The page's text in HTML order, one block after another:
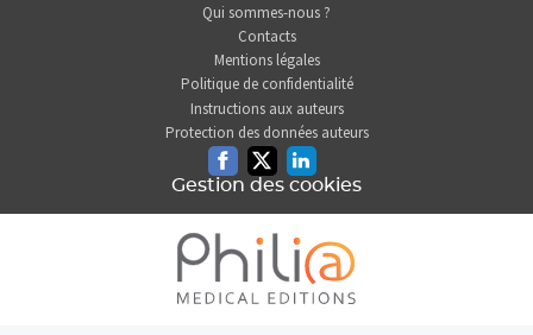
Qui sommes-nous ?
Contacts
Mentions légales
Politique de confidentialité
Instructions aux auteurs
Protection des données auteurs
FacebookTwitterLinkedin
Gestion des cookies